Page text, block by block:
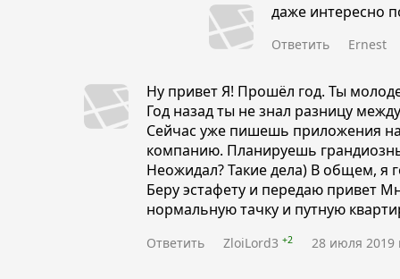
даже интересно
Ответить Ernest
Ну привет Я! Прошёл год. Ты
Год назад ты не знал разницу
Сейчас уже пишешь приложения
компанию. Планируешь
Неожидал? Такие дела) В общем, я
Беру эстафету и передаю привет
нормальную тачку и путную
Ответить ZloiLord3 +2 28 июля 2019